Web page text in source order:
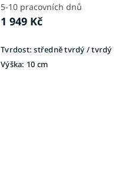
5-10 pracovních dnů
1 949 Kč
Tvrdost:středně tvrdý / tvrdý
Výška: 10 cm